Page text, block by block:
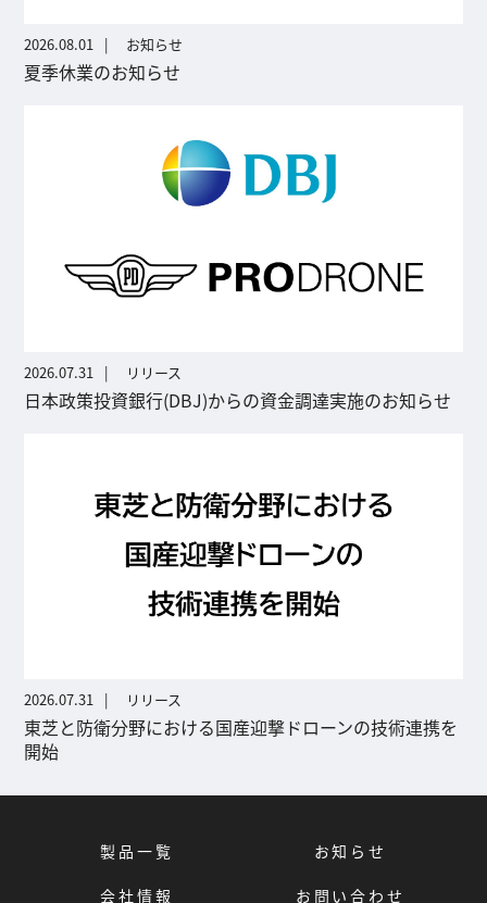
2026.08.01 お知らせ
夏季休業のお知らせ
2026.07.31 リリース
日本政策投資銀行(DBJ)からの資金調達実施のお知らせ
2026.07.31 リリース
東芝と防衛分野における国産迎撃ドローンの技術連携を
開始
製品一覧 お知らせ
会社情報 お問い合わせ